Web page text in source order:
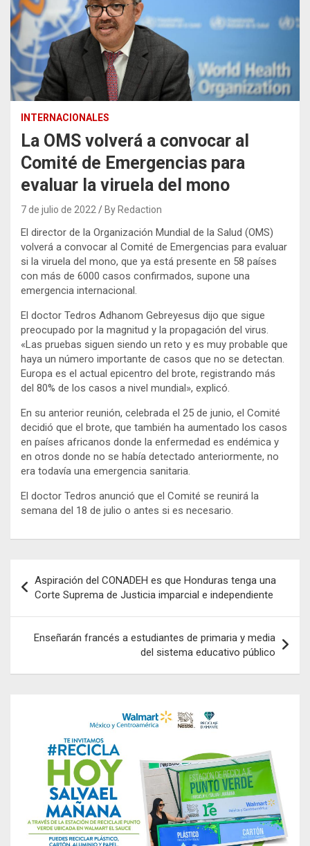
INTERNACIONALES
La OMS volverá a convocar al
Comité de Emergencias para
evaluar la viruela del mono
7 de julio de 2022 By Redaction
El director de la Organización Mundial de la Salud (OMS)
volverá a convocar al Comité de Emergencias para evaluar
si la viruela del mono, que ya está presente en 58 países
con más de 6000 casos confirmados, supone una
emergencia internacional.
El doctor Tedros Adhanom Gebreyesus dijo que sigue
preocupado por la magnitud y la propagación del virus.
«Las pruebas siguen siendo un reto y es muy probable que
haya un número importante de casos que no se detectan.
Europa es el actual epicentro del brote, registrando más
del 80% de los casos a nivel mundial», explicó.
En su anterior reunión, celebrada el 25 de junio, el Comité
decidió que el brote, que también ha aumentado los casos
en países africanos donde la enfermedad es endémica y
en otros donde no se había detectado anteriormente, no
era todavía una emergencia sanitaria.
El doctor Tedros anunció que el Comité se reunirá la
semana del 18 de julio o antes si es necesario.
de
entradas
Aspiración del CONADEH es que Honduras tenga una
Corte Suprema de Justicia imparcial e independiente
Enseñarán francés a estudiantes de primaria y media
del sistema educativo público